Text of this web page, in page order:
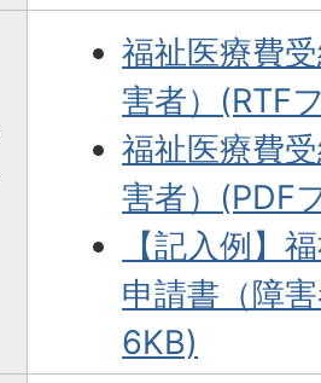
福祉医療費
害者）(RTF
福祉医療費
害者）(PDF
【記入例】
申請書（障
6KB)